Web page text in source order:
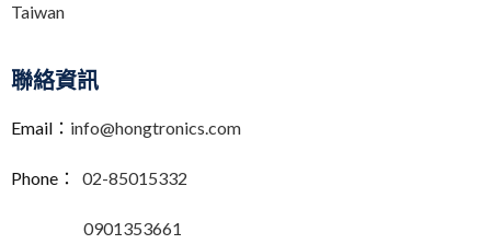
Taiwan
聯絡資訊
Email： info@hongtronics.com
Phone： 02-85015332
0901353661